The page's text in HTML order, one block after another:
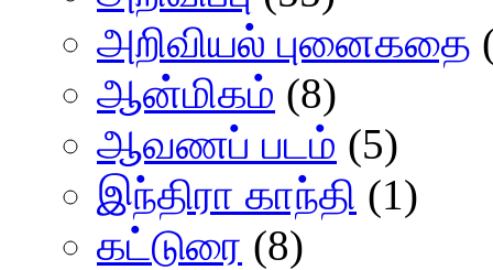
அறிவியல் புனைகதை
ஆன்மிகம் (8)
ஆவணப் படம் (5)
இந்திரா காந்தி (1)
கட்டுரை (8)